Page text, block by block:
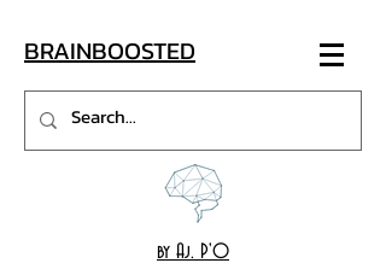
BRAINBOOSTED
by Aj. P'O